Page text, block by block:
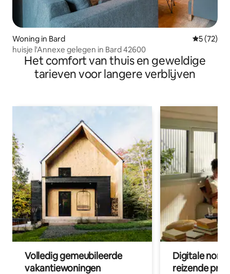
Woning in Bard
5 (72)
huisje l'Annexe gelegen in Bard 42600
Het comfort van thuis en geweldige
tarieven voor langere verblijven
Volledig gemeubileerde
vakantiewoningen
Digitale
reizende